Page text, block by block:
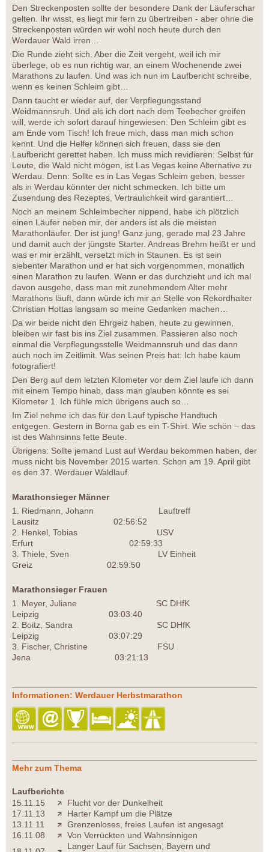
Den Streckenposten sollte der besondere Dank der Läuferschar
gelten. Ihr wisst, es liegt mir fern zu übertreiben - aber ohne die
Streckenposten würden wir wohl noch heute durch den
Werdauer Wald irren…
Die Runde zieht sich. Aber die Zeit vergeht, weil ich mir
überlege, ob es nun richtig war, an einem Wochenende zwei
Marathons zu laufen. Und was ich nun im Laufbericht schreibe,
wenn es keinen Schleim gibt…
Dann taucht er wieder auf, der Verpflegungsstand
Weidmannsruh. Und als ich dort nach dem Teebecher greifen
will, werde ich sofort darauf hingewiesen: Den Schleim gibt es
am Ende vom Tisch! Ich freue mich, dass man mich schon
kennt. Und die Helfer können sich freuen, dass sie den
Laufbericht gerettet haben. Ich muss mich revidieren: Selbst für
Leute, die Wald nicht mögen, ist Las Vegas keine Alternative zu
Werdau. Denn: Sollte es in Las Vegas Schleim geben, besser
als in Werdau könnter der nicht schmecken. Ich bitte um
Zusendung des Rezeptes, Vertraulichkeit wird garantiert…
Noch an meinem Schleimbecher nippend, habe ich plötzlich
einen Läufer neben mir, der anders ist als die meisten
Marathonläufer. Der ist jung! Ganz jung, gerade mal 23 Jahre
und damit auch der jüngste Starter. Andreas Brehm heißt er und
was er mir erzählt, versetzt mich in Staunen. Es ist sein
siebenter Marathon und er hat sich vorgenommen, monatlich
einen Marathon zu laufen. Wenn er das durchzieht und ich mal
davon ausgehe, dass man mit zunehmendem Alter mehr
Marathons läuft, dann würde ich mir an Stelle von Rekordhalter
Christian Hottas langsam so meine Gedanken machen…
Da wir beide nicht den Ehrgeiz haben, heute zu gewinnen,
bleiben wir fast bis ins Ziel zusammen. Passieren also noch
einmal die Verpflegungsstelle Weidmannsruh und das dann
auch noch im Zeitlimit. Was seinen Preis hat: Ich habe kaum
fotografiert!
Den Berg auf dem letzten Kilometer vor dem Ziel laufe ich dann
mit einem Tempo hinab, dass man glauben könnte es sei
Kilometer 1. Ich fühle mich übrigens auch so…
Im Ziel nehme ich das für den Lauf typische Handtuch
entgegen. Gestern in Borna gab es ein T-Shirt. Wie schön – das
ist des Wahnsinns fette Beute.
Übrigens: Sollte jemand Lust auf Werdau bekommen haben, der
muss nicht bis November 2015 warten. Schon am 19. April gibt
es den 37. Werdauer Waldlauf.
Marathonsieger Männer
1. Riedmann, Johann Lauftreff
Lausitz 02:56:52
2. Henkel, Tobias USV
Erfurt 02:59:33
3. Thiele, Sven LV Einheit
Greiz 02:59:50
Marathonsieger Frauen
1. Meyer, Juliane SC DHfK
Leipzig 03:03:40
2. Boitz, Sandra SC DHfK
Leipzig 03:07:29
3. Fischer, Christine FSU
Jena 03:21:13
Informationen: Werdauer Herbstmarathon
Mehr zum Thema
Laufberichte
15.11.15
Flucht vor der Dunkelheit
17.11.13
Harter Kampf um die Plätze
13.11.11
Grenzenloses, freies Laufen ist angesagt
16.11.08
Von Verrückten und Wahnsinnigen
Langer Lauf für Sachsen, Bayern und